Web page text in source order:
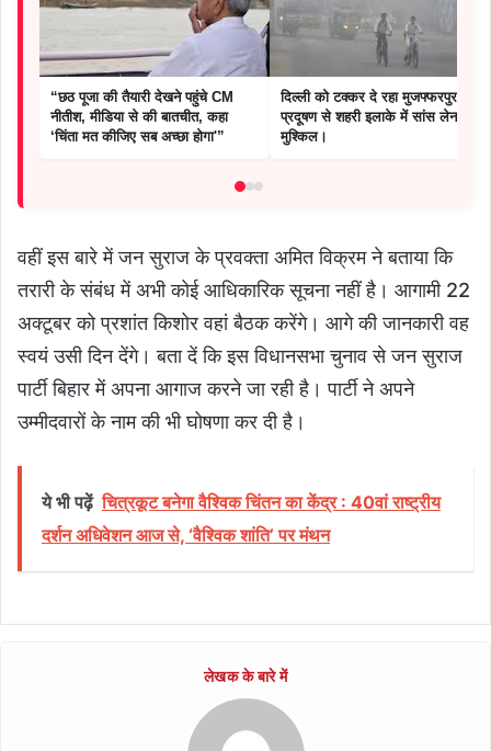
“छठ पूजा की तैयारी देखने पहुंचे CM
नीतीश, मीडिया से की बातचीत, कहा
‘चिंता मत कीजिए सब अच्छा होगा'”
दिल्ली को टक्कर दे रहा मुजफ्फरपुर,
प्रदूषण से शहरी इलाके में सांस लेना
मुश्किल।
वहीं इस बारे में जन सुराज के प्रवक्ता अमित विक्रम ने बताया कि
तरारी के संबंध में अभी कोई आधिकारिक सूचना नहीं है। आगामी 22
अक्टूबर को प्रशांत किशोर वहां बैठक करेंगे। आगे की जानकारी वह
स्वयं उसी दिन देंगे। बता दें कि इस विधानसभा चुनाव से जन सुराज
पार्टी बिहार में अपना आगाज करने जा रही है। पार्टी ने अपने
उम्मीदवारों के नाम की भी घोषणा कर दी है।
ये भी पढ़ें चित्रकूट बनेगा वैश्विक चिंतन का केंद्र : 40वां राष्ट्रीय
दर्शन अधिवेशन आज से, ‘वैश्विक शांति’ पर मंथन